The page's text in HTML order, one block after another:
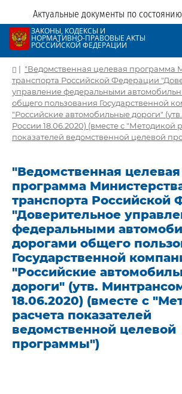
Актуальные документы по
ЗАКОНЫ, КОДЕКСЫ И
НОРМАТИВНО-ПРАВОВЫЕ АКТЫ
РОССИЙСКОЙ ФЕДЕРАЦИИ
| "Ведомственная целевая программа
транспорта Российской Федерации
управление федеральными
общего пользования Государственной
"Российские автомобильные дороги"
России 18.06.2020) (вместе с "Методикой
показателей ведомственной целевой
"Ведомственная целевая
программа
транспорта Российской
"Доверительное
федеральными
дорогами общего
Государственной
"Российские
дороги" (утв.
18.06.2020) (вместе с
расчета показателей
ведомственной целевой
программы")